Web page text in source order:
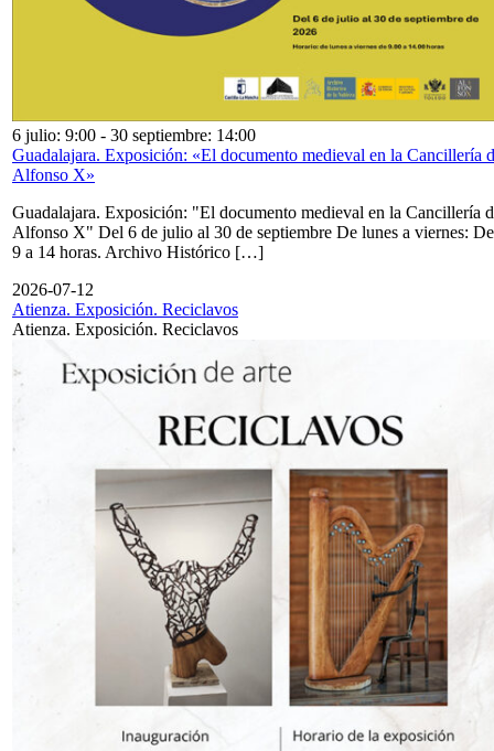
6 julio: 9:00 - 30 septiembre: 14:00
Guadalajara. Exposición: «El documento medieval en la Cancillería
Alfonso X»
Guadalajara. Exposición: "El documento medieval en la Cancillería
Alfonso X" Del 6 de julio al 30 de septiembre De lunes a viernes: De
9 a 14 horas. Archivo Histórico […]
2026-07-12
Atienza. Exposición. Reciclavos
Atienza. Exposición. Reciclavos